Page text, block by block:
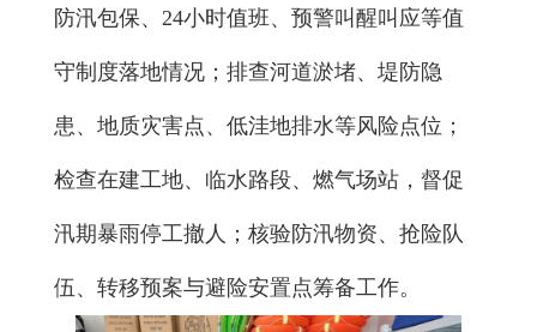
防汛包保、24小时值班、预警叫醒叫应等值
守制度落地情况；排查河道淤堵、堤防隐
患、地质灾害点、低洼地排水等风险点位；
检查在建工地、临水路段、燃气场站，督促
汛期暴雨停工撤人；核验防汛物资、抢险队
伍、转移预案与避险安置点筹备工作。